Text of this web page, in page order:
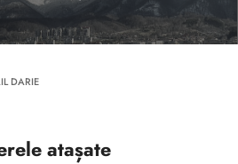
DARIE
atașate